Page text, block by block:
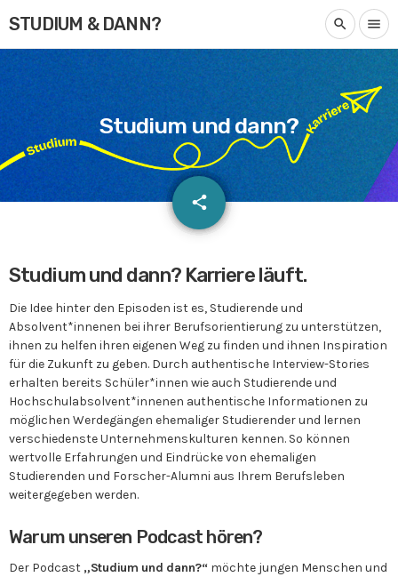
STUDIUM & DANN? search menu
Studium und dann?
share
email
Studium und dann? Karriere läuft.
Die Idee hinter den Episoden ist es, Studierende und
Absolvent*innenen bei ihrer Berufsorientierung zu unterstützen,
ihnen zu helfen ihren eigenen Weg zu finden und ihnen Inspiration
für die Zukunft zu geben. Durch authentische Interview-Stories
erhalten bereits Schüler*innen wie auch Studierende und
Hochschulabsolvent*innenen authentische Informationen zu
möglichen Werdegängen ehemaliger Studierender und lernen
verschiedenste Unternehmenskulturen kennen. So können
wertvolle Erfahrungen und Eindrücke von ehemaligen
Studierenden und Forscher-Alumni aus Ihrem Berufsleben
weitergegeben werden.
Warum unseren Podcast hören?
Der Podcast „Studium und dann?“möchte jungen Menschen und